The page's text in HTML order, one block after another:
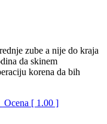
zube a nije do kraja
da skinem
korena da bih
Ocena [ 1.00 ]